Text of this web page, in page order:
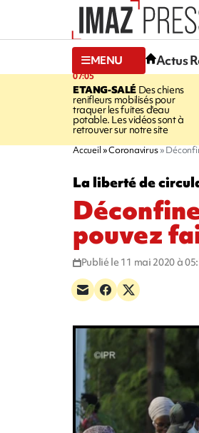
MENU Actus
07:05
ETANG-SALÉ Des chiens
renifleurs mobilisés pour
traquer les fuites d'eau
potable. Les vidéos sont à
retrouver sur notre site
Accueil Coronavirus
La liberté de
pouvez
Publié le 11 mai 2020 à